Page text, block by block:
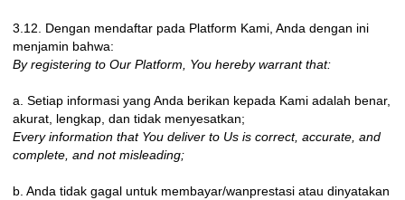
3.12. Dengan mendaftar pada Platform Kami, Anda dengan ini
menjamin bahwa:
By registering to Our Platform, You hereby warrant that:
a. Setiap informasi yang Anda berikan kepada Kami adalah benar,
akurat, lengkap, dan tidak menyesatkan;
Every information that You deliver to Us is correct, accurate, and
complete, and not misleading;
b. Anda tidak gagal untuk membayar/wanprestasi atau dinyatakan